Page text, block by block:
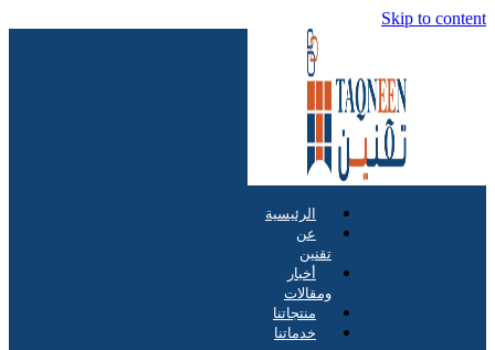
Skip to content
الرئيسية
عن
تقنين
أخبار
ومقالات
منتجاتنا
خدماتنا